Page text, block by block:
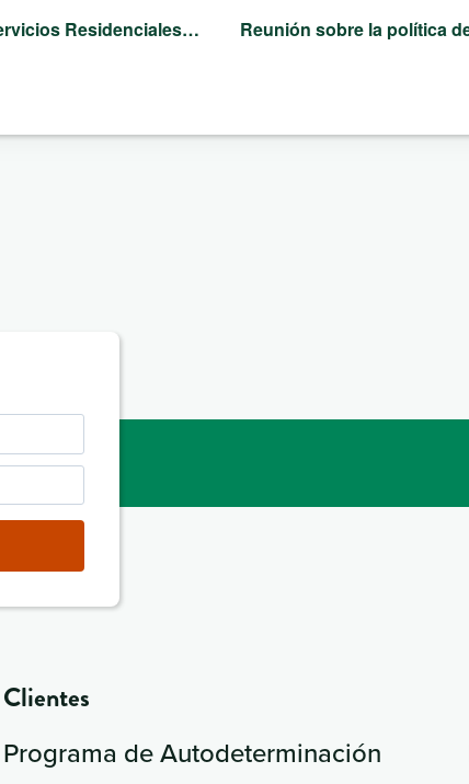
Residenciales… Reunión sobre la política
Clientes
Programa de Autodeterminación